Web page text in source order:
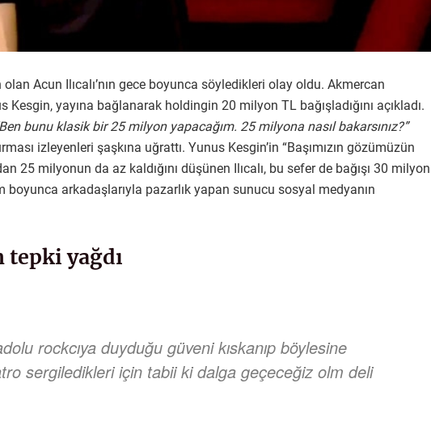
Acun Ilıcalı’nın gece boyunca söyledikleri olay oldu. Akmercan
Kesgin, yayına bağlanarak holdingin 20 milyon TL bağışladığını açıkladı.
bunu klasik bir 25 milyon yapacağım. 25 milyona nasıl bakarsınız?”
izleyenleri şaşkına uğrattı. Yunus Kesgin’in “Başımızın gözümüzün
25 milyonun da az kaldığını düşünen Ilıcalı, bu sefer de bağışı 30 milyon
boyunca arkadaşlarıyla pazarlık yapan sunucu sosyal medyanın
tepki yağdı
rockcıya duyduğu güveni kıskanıp böylesine
sergiledikleri için tabii ki dalga geçeceğiz olm deli